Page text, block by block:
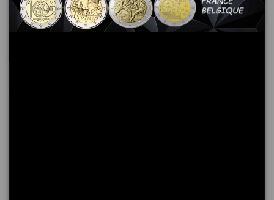
Aucun avis n'a été publié pour le moment.